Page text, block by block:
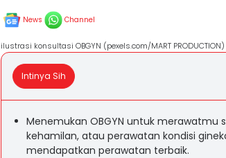
News Channel
ilustrasi konsultasi OBGYN (pexels.com/MART PRODUCTION)
Intinya Sih
Menemukan OBGYN untuk merawatmu
kehamilan, atau perawatan kondisi
mendapatkan perawatan terbaik.